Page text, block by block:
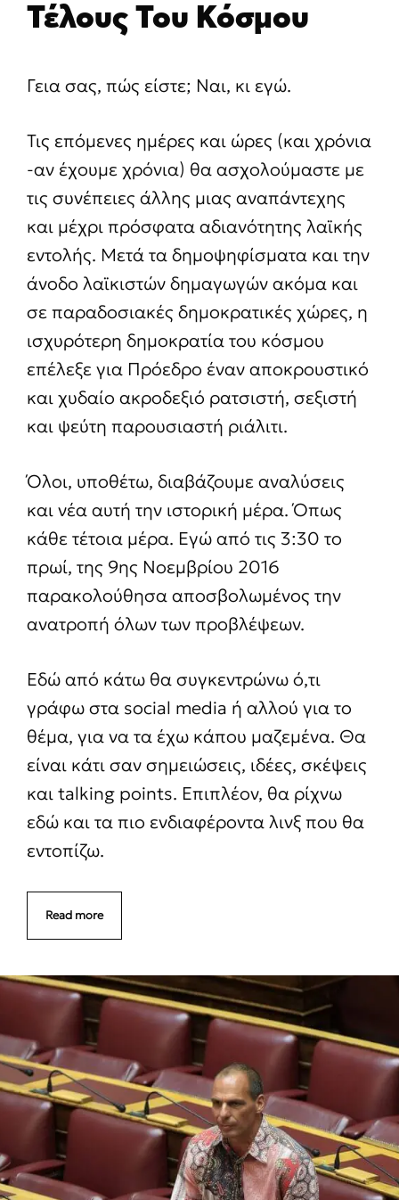
Τέλους Του Κόσμου
Γεια σας, πώς είστε; Ναι, κι εγώ.
Τις επόμενες ημέρες και ώρες (και χρόνια
-αν έχουμε χρόνια) θα ασχολούμαστε με
τις συνέπειες άλλης μιας αναπάντεχης
και μέχρι πρόσφατα αδιανότητης λαϊκής
εντολής. Μετά τα δημοψηφίσματα και την
άνοδο λαϊκιστών δημαγωγών ακόμα και
σε παραδοσιακές δημοκρατικές χώρες, η
ισχυρότερη δημοκρατία του κόσμου
επέλεξε για Πρόεδρο έναν αποκρουστικό
και χυδαίο ακροδεξιό ρατσιστή, σεξιστή
και ψεύτη παρουσιαστή ριάλιτι.
Όλοι, υποθέτω, διαβάζουμε αναλύσεις
και νέα αυτή την ιστορική μέρα. Όπως
κάθε τέτοια μέρα. Εγώ από τις 3:30 το
πρωί, της 9ης Νοεμβρίου 2016
παρακολούθησα αποσβολωμένος την
ανατροπή όλων των προβλέψεων.
Εδώ από κάτω θα συγκεντρώνω ό,τι
γράφω στα social media ή αλλού για το
θέμα, για να τα έχω κάπου μαζεμένα. Θα
είναι κάτι σαν σημειώσεις, ιδέες, σκέψεις
και talking points. Επιπλέον, θα ρίχνω
εδώ και τα πιο ενδιαφέροντα λινξ που θα
εντοπίζω.
Read more